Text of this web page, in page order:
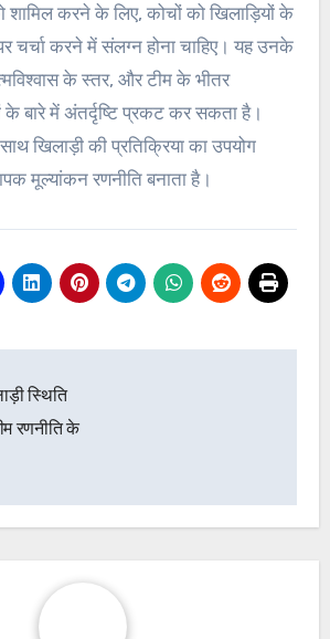
शामिल करने के लिए, कोचों को खिलाड़ियों के
चर्चा करने में संलग्न होना चाहिए। यह उनके
के स्तर, और टीम के भीतर
बारे में अंतर्दृष्टि प्रकट कर सकता है।
खिलाड़ी की प्रतिक्रिया का उपयोग
मूल्यांकन रणनीति बनाता है।
स्थिति
रणनीति के